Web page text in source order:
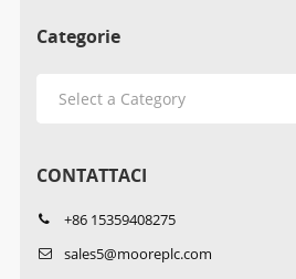
Categorie
CONTATTACI
+86 15359408275
sales5@mooreplc.com